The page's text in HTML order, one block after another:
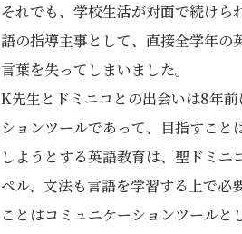
それでも、学校生活が対面で続け
語の指導主事として、直接全学年
言葉を失ってしまいました。
K先生とドミニコとの出会いは8年
ションツールであって、目指すこ
しようとする英語教育は、聖ドミ
ペル、文法も言語を学習する上で必
ことはコミュニケーションツールと